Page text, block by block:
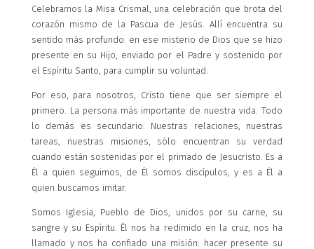
Celebramos la Misa Crismal, una celebración que brota del
corazón mismo de la Pascua de Jesús. Allí encuentra su
sentido más profundo: en ese misterio de Dios que se hizo
presente en su Hijo, enviado por el Padre y sostenido por
el Espíritu Santo, para cumplir su voluntad.
Por eso, para nosotros, Cristo tiene que ser siempre el
primero. La persona más importante de nuestra vida. Todo
lo demás es secundario. Nuestras relaciones, nuestras
tareas, nuestras misiones, sólo encuentran su verdad
cuando están sostenidas por el primado de Jesucristo. Es a
Él a quien seguimos, de Él somos discípulos, y es a Él a
quien buscamos imitar.
Somos Iglesia, Pueblo de Dios, unidos por su carne, su
sangre y su Espíritu. Él nos ha redimido en la cruz, nos ha
llamado y nos ha confiado una misión: hacer presente su